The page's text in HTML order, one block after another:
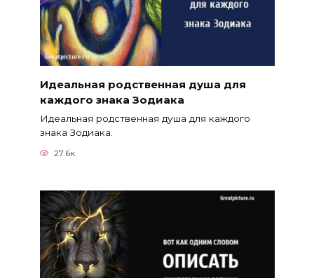
Идеальная родственная душа для
каждого знака Зодиака
Идеальная родственная душа для каждого
знака Зодиака.
27.6к.